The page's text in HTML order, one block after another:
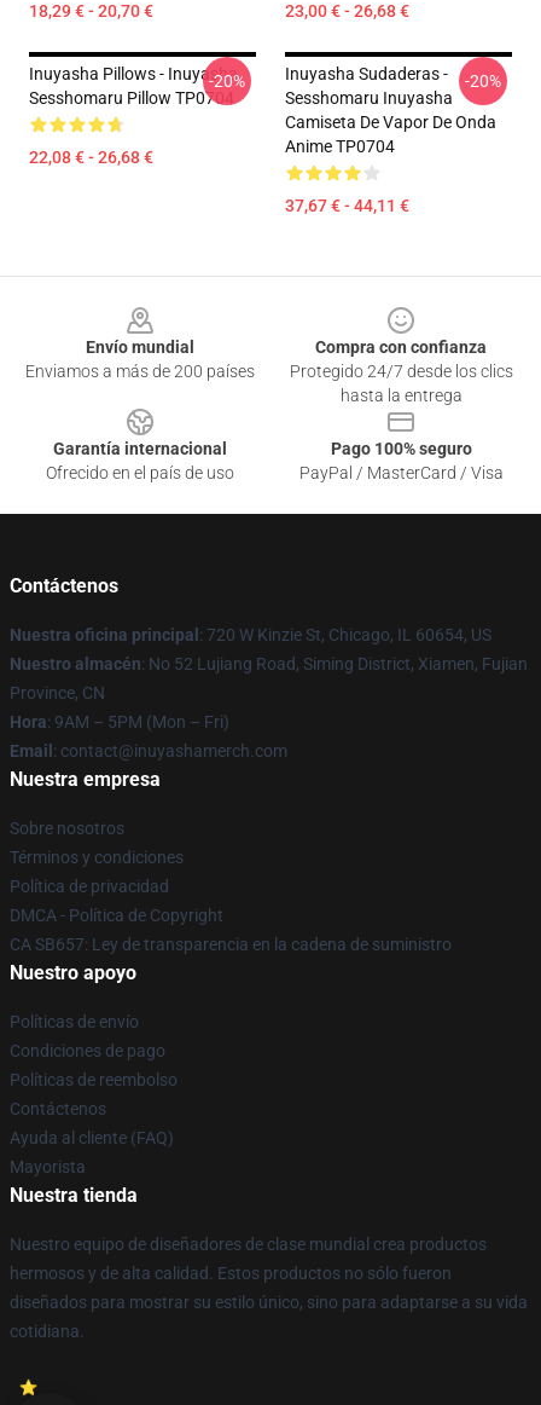
18,29 € - 20,70 € 23,00 € - 26,68 €
Inuyasha Pillows - Inuyasha
Sesshomaru Pillow TP0704
22,08 € - 26,68 €
-20%
Inuyasha Sudaderas -
Sesshomaru Inuyasha
Camiseta De Vapor De Onda
Anime TP0704
37,67 € - 44,11 €
-20%
Envío mundial
Enviamos a más de 200 países
Compra con confianza
Protegido 24/7 desde los clics
hasta la entrega
Garantía internacional
Ofrecido en el país de uso
Pago 100% seguro
PayPal / MasterCard / Visa
Contáctenos
Nuestra oficina principal : 720 W Kinzie St, Chicago, IL 60654, US
Nuestro almacén: No 52 Lujiang Road, Siming District, Xiamen, Fujian
Province, CN
Hora: 9AM – 5PM (Mon – Fri)
Email : contact@inuyashamerch.com
Nuestra empresa
Sobre nosotros
Términos y condiciones
Política de privacidad
DMCA - Política de Copyright
CA SB657: Ley de transparencia en la cadena de suministro
Nuestro apoyo
Políticas de envío
Condiciones de pago
Políticas de reembolso
Contáctenos
Ayuda al cliente (FAQ)
Mayorista
Nuestra tienda
Nuestro equipo de diseñadores de clase mundial crea productos
hermosos y de alta calidad. Estos productos no sólo fueron
diseñados para mostrar su estilo único, sino para adaptarse a su vida
cotidiana.